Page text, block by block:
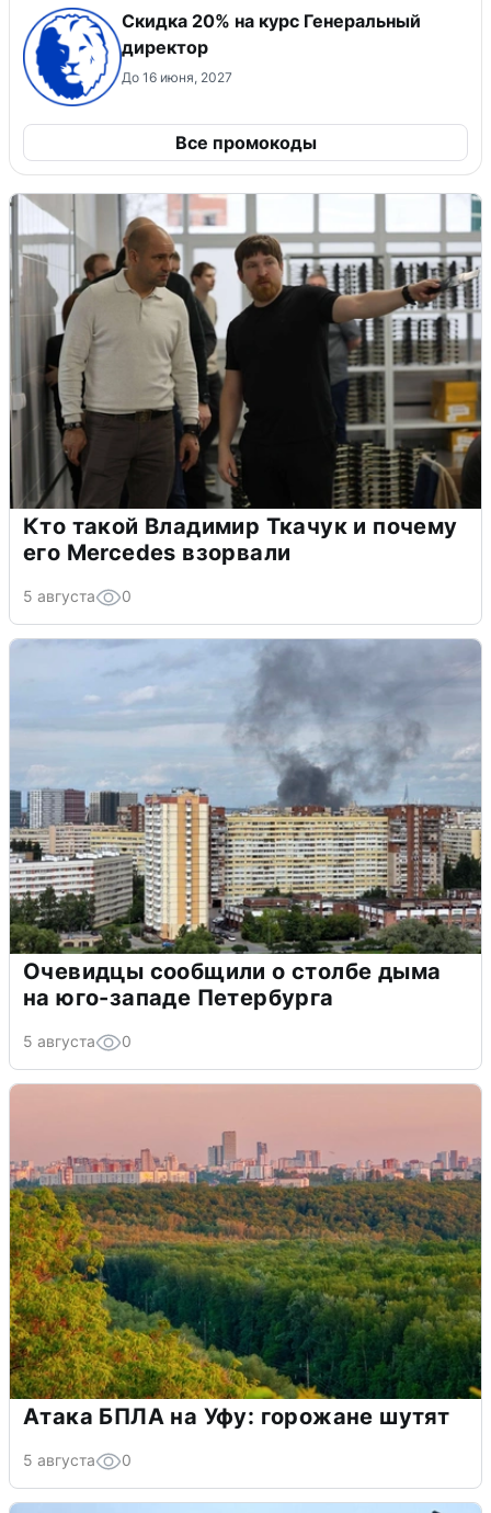
Скидка 20% на курс Генеральный
директор
До 16 июня, 2027
Все промокоды
Кто такой Владимир Ткачук и почему
его Mercedes взорвали
5 августа 0
Очевидцы сообщили о столбе дыма
на юго-западе Петербурга
5 августа 0
Атака БПЛА на Уфу: горожане шутят
5 августа 0